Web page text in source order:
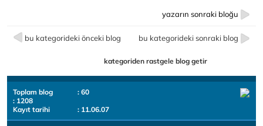
yazarın sonraki bloğu
bu kategorideki önceki blog bu kategorideki sonraki blog
kategoriden rastgele blog getir
Toplam blog
: 60
: 1208
Kayıt tarihi
: 11.06.07